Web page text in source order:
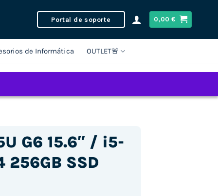
Portal de soporte 0,00€
de Informática OUTLET🚨
G6 15.6″ / i5-
256GB SSD